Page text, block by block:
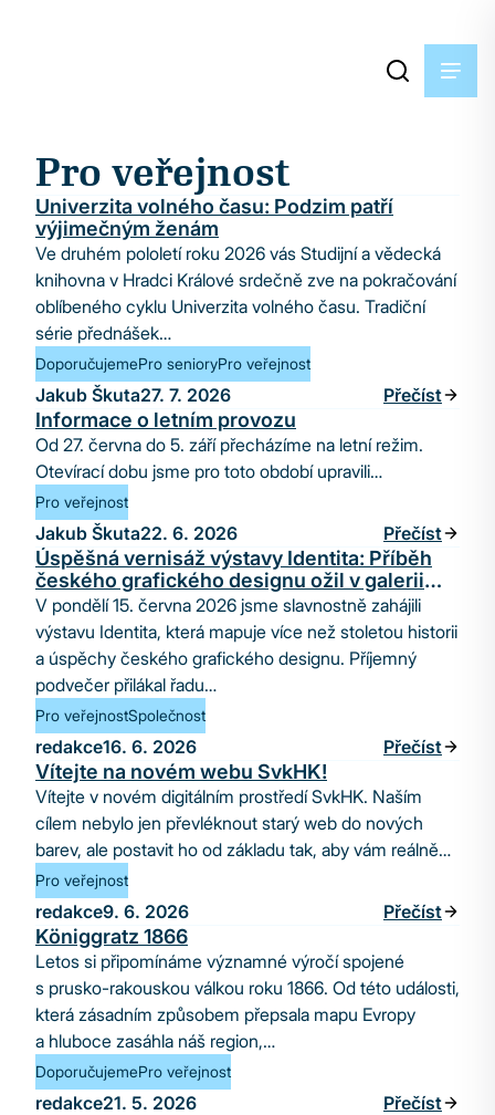
Pro veřejnost
Univerzita volného času: Podzim patří
výjimečným ženám
Ve druhém pololetí roku 2026 vás Studijní a vědecká
knihovna v Hradci Králové srdečně zve na pokračování
oblíbeného cyklu Univerzita volného času. Tradiční
série přednášek…
DoporučujemePro senioryPro veřejnost
Jakub Škuta27. 7. 2026 Přečíst
Informace o letním provozu
Od 27. června do 5. září přecházíme na letní režim.
Otevírací dobu jsme pro toto období upravili…
Pro veřejnost
Jakub Škuta22. 6. 2026 Přečíst
Úspěšná vernisáž výstavy Identita: Příběh
českého grafického designu ožil v galerii
SvkHK
V pondělí 15. června 2026 jsme slavnostně zahájili
výstavu Identita, která mapuje více než stoletou historii
a úspěchy českého grafického designu. Příjemný
podvečer přilákal řadu…
Pro veřejnostSpolečnost
redakce16. 6. 2026 Přečíst
Vítejte na novém webu SvkHK!
Vítejte v novém digitálním prostředí SvkHK. Naším
cílem nebylo jen převléknout starý web do nových
barev, ale postavit ho od základu tak, aby vám reálně…
Pro veřejnost
redakce9. 6. 2026 Přečíst
Königgratz 1866
Letos si připomínáme významné výročí spojené
s prusko-rakouskou válkou roku 1866. Od této události,
která zásadním způsobem přepsala mapu Evropy
a hluboce zasáhla náš region,…
DoporučujemePro veřejnost
redakce21. 5. 2026 Přečíst